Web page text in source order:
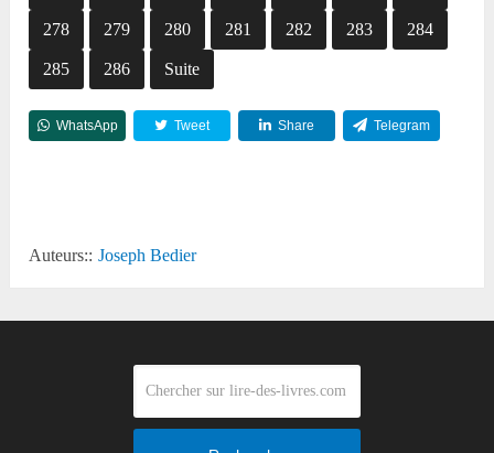
278 279 280 281 282 283 284
285 286 Suite
WhatsApp Tweet Share Telegram
Auteurs:: Joseph Bedier